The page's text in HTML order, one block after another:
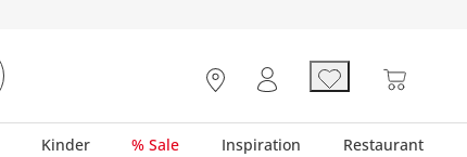
Kinder % Sale Inspiration Restaurant